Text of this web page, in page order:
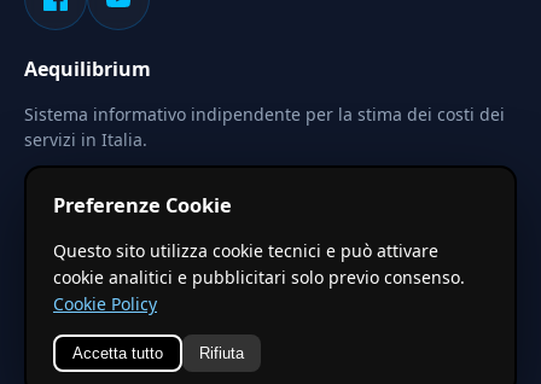
Aequilibrium
Sistema informativo indipendente per la stima dei costi dei
servizi in Italia.
Le stime pubblicate sono calcolate tramite coefficienti
territoriali regionali applicati a valori base nazionali. Non
costituiscono preventivo ufficiale.
© 2026 Aequilibrium — Un progetto di vxd.mobi
Preferenze Cookie
Questo sito utilizza cookie tecnici e può attivare
cookie analitici e pubblicitari solo previo consenso.
Cookie Policy
Accetta tutto Rifiuta